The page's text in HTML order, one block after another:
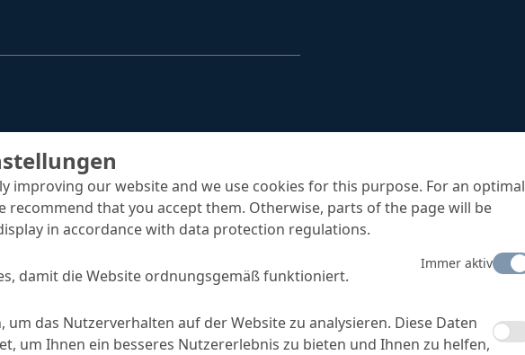
Tunnelsysteme
Vergussbeton & Vergussmörtel
Menü schließen
improving our website and we use cookies for this purpose. For an optimal
recommend that you accept them. Otherwise, parts of the page will be
in accordance with data protection regulations.
damit die Website ordnungsgemäß funktioniert.
Immer aktiv
um das Nutzerverhalten auf der Website zu analysieren. Diese Daten
um Ihnen ein besseres Nutzererlebnis zu bieten und Ihnen zu helfen,